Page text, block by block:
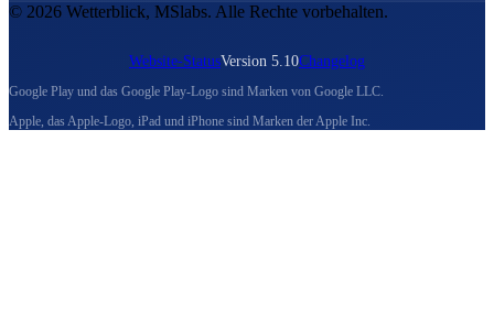
© 2026 Wetterblick, MSlabs. Alle Rechte vorbehalten.
Website-StatusVersion 5.10Changelog
Google Play und das Google Play-Logo sind Marken von Google LLC.
Apple, das Apple-Logo, iPad und iPhone sind Marken der Apple Inc.